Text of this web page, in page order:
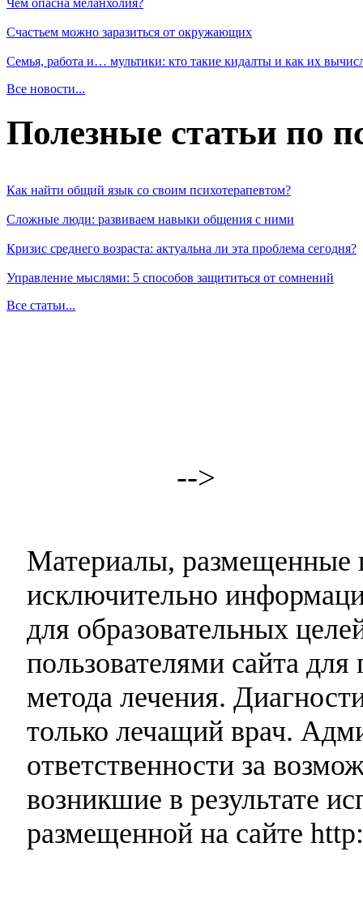
Чем опасна меланхолия?
Счастьем можно заразиться от окружающих
Семья, работа и… мультики: кто такие кидалты и как их
Все новости...
Полезные статьи по
Как найти общий язык со своим психотерапевтом?
Сложные люди: развиваем навыки общения с ними
Кризис среднего возраста: актуальна ли эта проблема сегодня?
Управление мыслями: 5 способов защититься от сомнений
Все статьи...
-->
Материалы, размещенные
исключительно
для образовательных
пользователями сайта
метода лечения.
только лечащий врач.
ответственности за
возникшие в результате
размещенной на сайте